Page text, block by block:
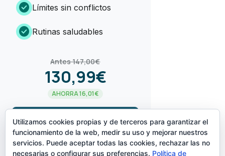
check_circle Límites sin conflictos
check_circle Rutinas saludables
Antes 147,00€
130,99€
AHORRA 16,01€
¡LO QUIERO!arrow_forward
CREADO POR
Utilizamos cookies propias y de terceros para garantizar el
funcionamiento de la web, medir su uso y mejorar nuestros
servicios. Puede aceptar todas las cookies, rechazar las no
necesarias o configurar sus preferencias. Política de